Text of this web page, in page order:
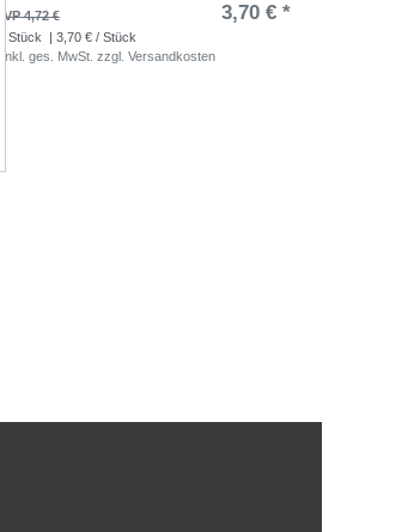
UVP 4,72 € 3,70 € *
Stück
| 3,70 € / Stück
inkl. ges. MwSt. zzgl.Versandkosten